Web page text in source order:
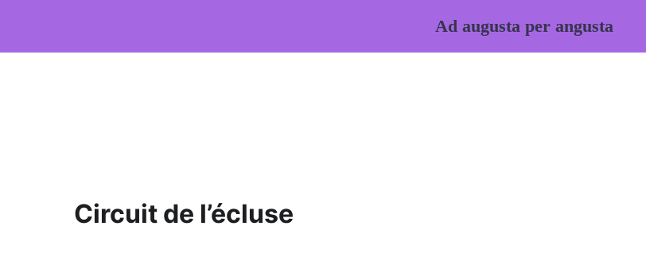
Circuit de l’écluse
Ad augusta per angusta